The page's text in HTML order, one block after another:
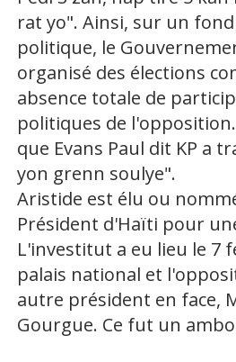
rat yo". Ainsi, sur un
politique, le
organisé des élections
absence totale de
politiques de
que Evans Paul dit KP a
yon grenn soulye".
Aristide est élu ou
Président d'Haïti pour
L'investitut a eu lieu le 7
palais national et
autre président en face,
Gourgue. Ce fut un